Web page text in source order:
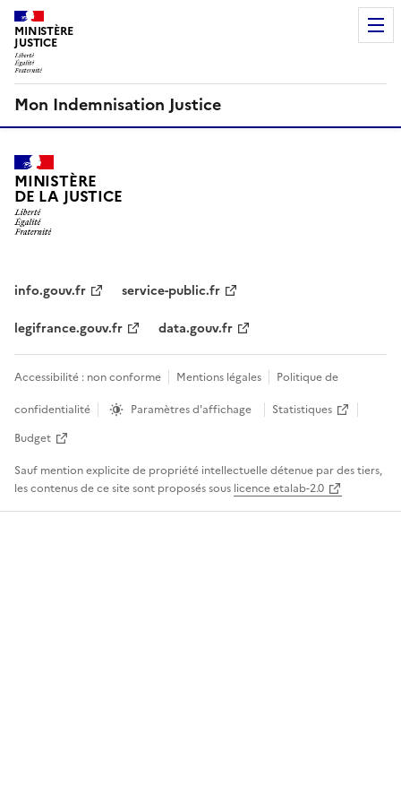
MINISTÈRE
JUSTICE
Mon Indemnisation Justice
MINISTÈRE
DE LA JUSTICE
info.gouv.fr
service-public.fr
legifrance.gouv.fr
data.gouv.fr
Accessibilité : non conforme Mentions légales
Politique de
confidentialité
Paramètres d'affichage
Statistiques
Budget
Sauf mention explicite de propriété intellectuelle détenue par des tiers,
les contenus de ce site sont proposés sous licence etalab-2.0